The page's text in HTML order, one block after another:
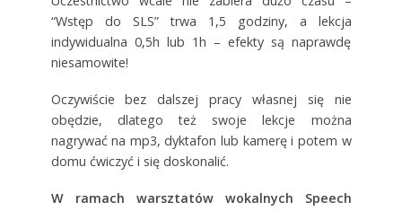
“Wstęp do SLS” trwa 1,5 godziny, a lekcja
indywidualna 0,5h lub 1h – efekty są naprawdę
niesamowite!
Oczywiście bez dalszej pracy własnej się nie
obędzie, dlatego też swoje lekcje można
nagrywać na mp3, dyktafon lub kamerę i potem w
domu ćwiczyć i się doskonalić.
W ramach warsztatów wokalnych Speech